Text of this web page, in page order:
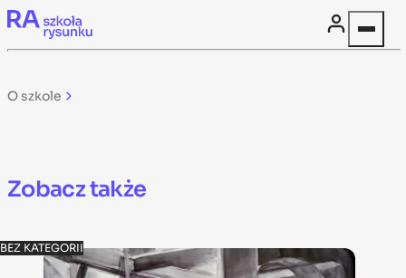
Skip to content
O szkole
Zobacz także
BEZ KATEGORII